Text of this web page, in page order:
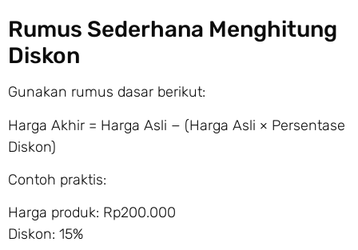
Rumus Sederhana Menghitung
Diskon
Gunakan rumus dasar berikut:
Harga Akhir = Harga Asli − (Harga Asli × Persentase
Diskon)
Contoh praktis:
Harga produk: Rp200.000
Diskon: 15%